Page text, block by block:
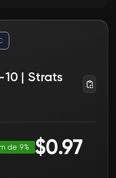
10 | Strats
de 9% $0.97